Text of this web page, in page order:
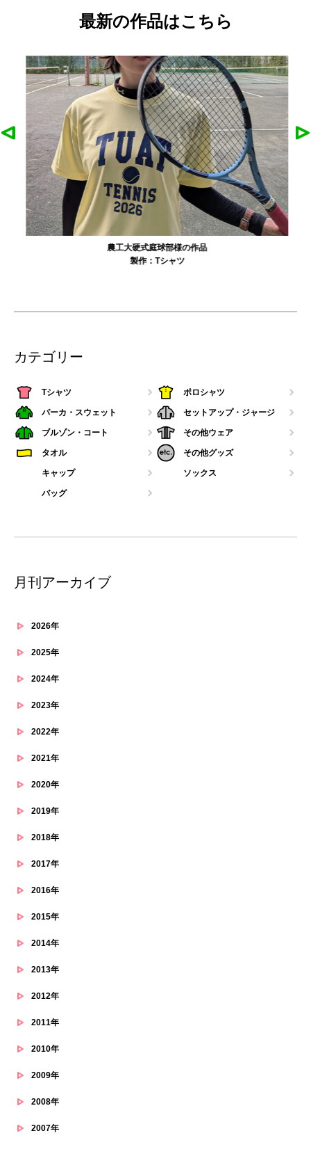
最新の作品はこちら
農工大硬式庭球部様の作品
製作： Tシャツ
カテゴリー
Tシャツ ポロシャツ
パーカ・スウェット セットアップ・ジャージ
ブルゾン・コート その他ウェア
タオル その他グッズ
キャップ ソックス
バッグ
月刊アーカイブ
2026年
2025年
2024年
2023年
2022年
2021年
2020年
2019年
2018年
2017年
2016年
2015年
2014年
2013年
2012年
2011年
2010年
2009年
2008年
2007年